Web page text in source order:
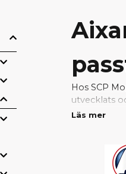
Hos SCP
utvecklats
passform,
problemfri.
Läs mer